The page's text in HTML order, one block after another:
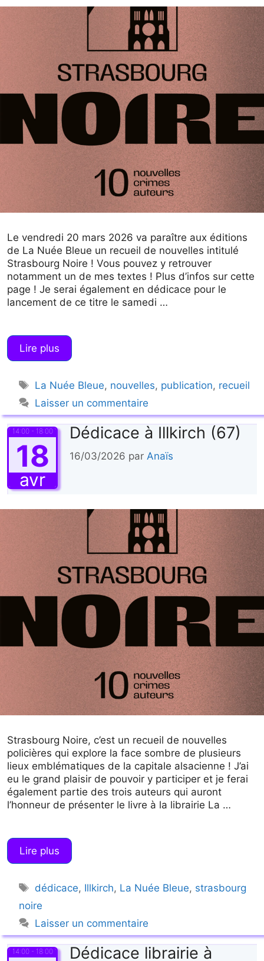
Le vendredi 20 mars 2026 va paraître aux éditions
de La Nuée Bleue un recueil de nouvelles intitulé
Strasbourg Noire ! Vous pouvez y retrouver
notamment un de mes textes ! Plus d’infos sur cette
page ! Je serai également en dédicace pour le
lancement de ce titre le samedi …
Lire plus
Étiquettes
La Nuée Bleue, nouvelles, publication, recueil
Laisser un commentaire
14:00 - 18:00
18
avr
Dédicace à Illkirch (67)
16/03/2026 par Anaïs
Strasbourg Noire, c’est un recueil de nouvelles
policières qui explore la face sombre de plusieurs
lieux emblématiques de la capitale alsacienne ! J’ai
eu le grand plaisir de pouvoir y participer et je ferai
également partie des trois auteurs qui auront
l’honneur de présenter le livre à la librairie La …
Lire plus
Étiquettes
dédicace, Illkirch, La Nuée Bleue, strasbourg
noire
Laisser un commentaire
14:00 - 18:00
Dédicace librairie à